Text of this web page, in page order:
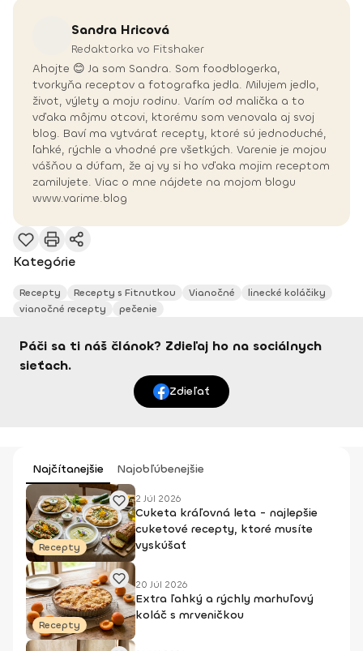
Sandra Hricová
Redaktorka vo Fitshaker
Ahojte 😊 Ja som Sandra. Som foodblogerka,
tvorkyňa receptov a fotografka jedla. Milujem jedlo,
život, výlety a moju rodinu. Varím od malička a to
vďaka môjmu otcovi, ktorému som venovala aj svoj
blog. Baví ma vytvárať recepty, ktoré sú jednoduché,
ľahké, rýchle a vhodné pre všetkých. Varenie je mojou
vášňou a dúfam, že aj vy si ho vďaka mojim receptom
zamilujete. Viac o mne nájdete na mojom blogu
www.varime.blog
Kategórie
Recepty Recepty s Fitnutkou Vianočné
linecké koláčiky
vianočné recepty
pečenie
Páči sa ti náš článok? Zdieľaj ho na sociálnych
sieťach.
Zdieľať
Najčítanejšie Najobľúbenejšie
Recepty
2 Júl 2026
Cuketa kráľovná leta - najlepšie
cuketové recepty, ktoré musíte
vyskúšať
Recepty
20 Júl 2026
Extra ľahký a rýchly marhuľový
koláč s mrveničkou